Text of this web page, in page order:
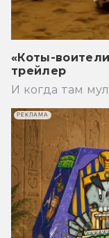
«Коты-
трейлер
И когда там
РЕКЛАМА